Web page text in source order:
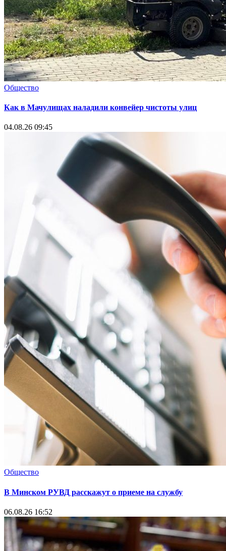
Общество
Как в Мачулищах наладили конвейер чистоты улиц
04.08.26 09:45
Общество
В Минском РУВД расскажут о приеме на службу
06.08.26 16:52